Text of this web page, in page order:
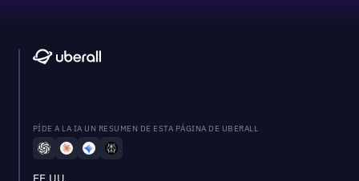
PÍDE A LA IA UN RESUMEN DE ESTA PÁGINA DE UBERALL